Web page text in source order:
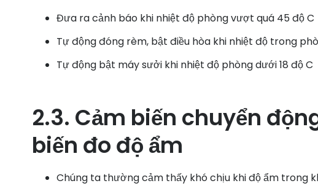
Đưa ra cảnh báo khi nhiệt độ phòng vượt quá 45 độ C
Tự động đóng rèm, bật điều hòa khi nhiệt độ trong
Tự động bật máy sưởi khi nhiệt độ phòng dưới 18 độ C
2.3. Cảm biến chuyển
biến đo độ ẩm
Chúng ta thường cảm thấy khó chịu khi độ ẩm trong